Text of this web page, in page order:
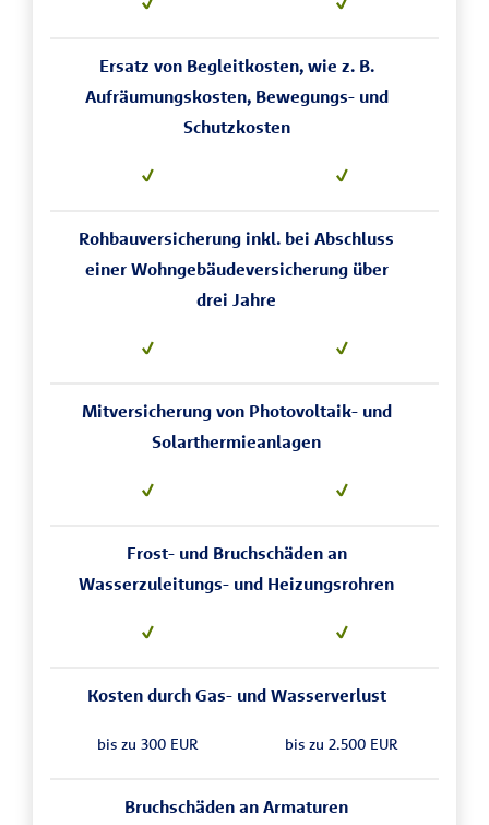
Ersatz von Begleitkosten, wie z. B.
Aufräumungskosten, Bewegungs- und
Schutzkosten
Rohbauversicherung inkl. bei Abschluss
einer Wohngebäudeversicherung über
drei Jahre
Mitversicherung von Photovoltaik- und
Solarthermieanlagen
Frost- und Bruchschäden an
Wasserzuleitungs- und Heizungsrohren
Kosten durch Gas- und Wasserverlust
bis zu 300 EUR bis zu 2.500 EUR
Bruchschäden an Armaturen